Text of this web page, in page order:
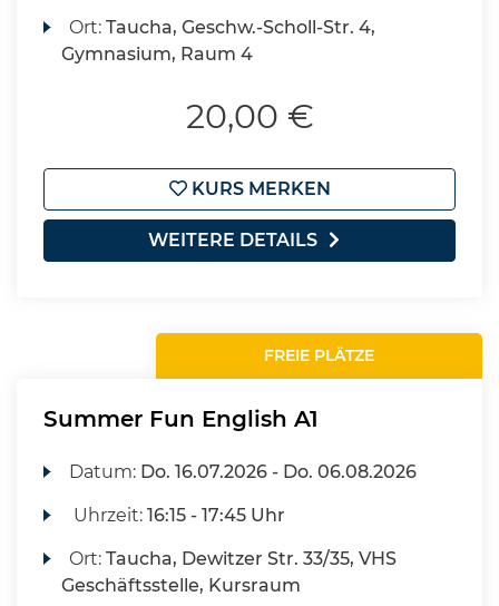
Ort:Taucha, Geschw.-Scholl-Str. 4,
Gymnasium, Raum 4
20,00 €
KURS MERKEN
WEITERE DETAILS
FREIE PLÄTZE
Summer Fun English A1
Datum: Do. 16.07.2026 - Do. 06.08.2026
Uhrzeit:16:15 - 17:45 Uhr
Ort:Taucha, Dewitzer Str. 33/35, VHS
Geschäftsstelle, Kursraum